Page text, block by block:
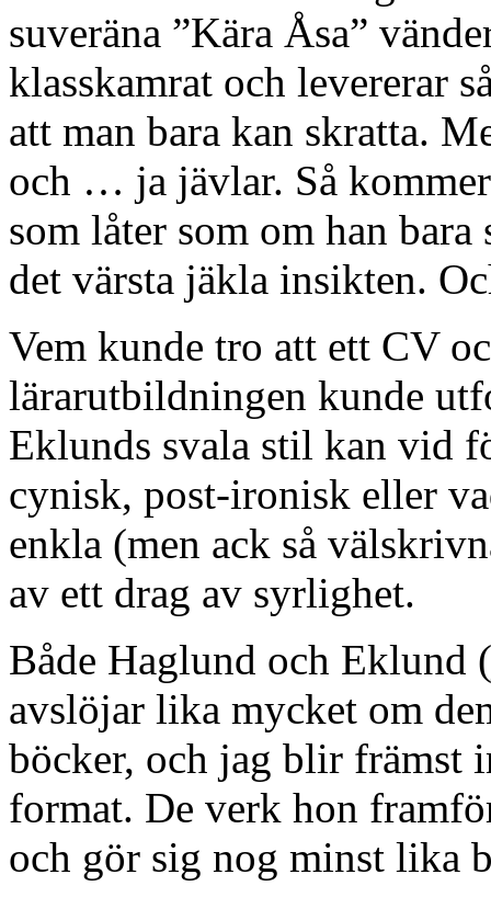
suveräna ”Kära Åsa”
klasskamrat och levererar
att man bara kan skratta.
och … ja jävlar. Så
som låter som om han
det värsta jäkla insikten.
Vem kunde tro att ett CV
lärarutbildningen kunde
Eklunds svala stil kan vid
cynisk, post-ironisk eller
enkla (men ack så
av ett drag av syrlighet.
Både Haglund och Eklund
avslöjar lika mycket om
böcker, och jag blir främst
format. De verk hon
och gör sig nog minst lika